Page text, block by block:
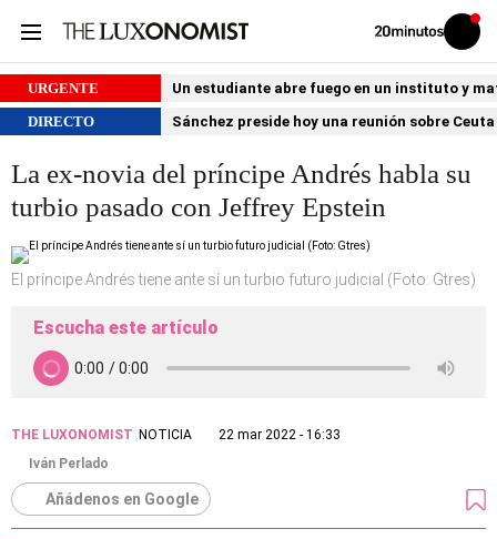
Volver
Iniciar
sesión
URGENTE
Un estudiante abre fuego en un instituto y
DIRECTO
Sánchez preside hoy una reunión sobre
La ex-novia del príncipe Andrés habla su
turbio pasado con Jeffrey Epstein
El príncipe Andrés tiene ante sí un turbio futuro judicial (Foto: Gtres)
Escucha este artículo
THE LUXONOMIST NOTICIA
22 mar 2022 - 16:33
Iván Perlado
Añádenos en Google